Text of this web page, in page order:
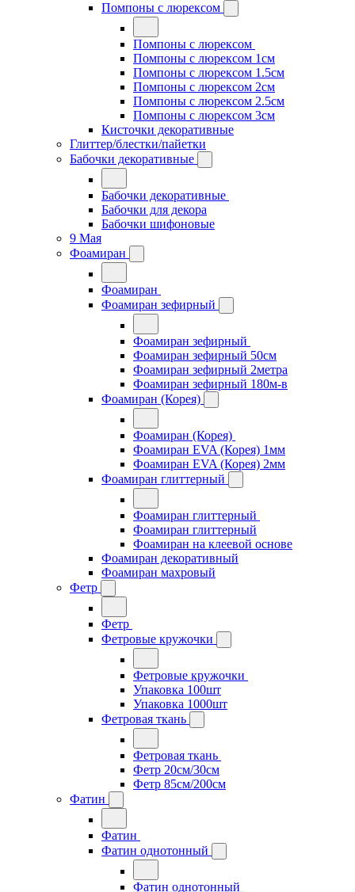
Помпоны с люрексом
Помпоны с люрексом
Помпоны с люрексом 1см
Помпоны с люрексом 1.5см
Помпоны с люрексом 2см
Помпоны с люрексом 2.5см
Помпоны с люрексом 3см
Кисточки декоративные
Глиттер/блестки/пайетки
Бабочки декоративные
Бабочки декоративные
Бабочки для декора
Бабочки шифоновые
9 Мая
Фоамиран
Фоамиран
Фоамиран зефирный
Фоамиран зефирный
Фоамиран зефирный 50см
Фоамиран зефирный 2метра
Фоамиран зефирный 180м-в
Фоамиран (Корея)
Фоамиран (Корея)
Фоамиран EVA (Корея) 1мм
Фоамиран EVA (Корея) 2мм
Фоамиран глиттерный
Фоамиран глиттерный
Фоамиран глиттерный
Фоамиран на клеевой основе
Фоамиран декоративный
Фоамиран махровый
Фетр
Фетр
Фетровые кружочки
Фетровые кружочки
Упаковка 100шт
Упаковка 1000шт
Фетровая ткань
Фетровая ткань
Фетр 20см/30см
Фетр 85см/200см
Фатин
Фатин
Фатин однотонный
Фатин однотонный